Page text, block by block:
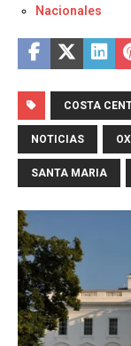
Respecto a
Nacionales
COSTA
NOTICIAS
SANTA MARIA